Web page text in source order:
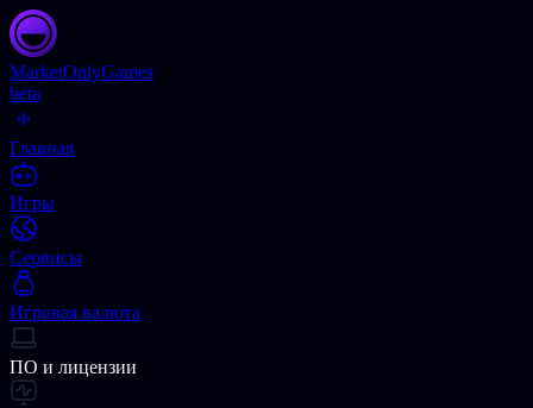
MarketOnlyGames
beta
Главная
Игры
Сервисы
Игровая валюта
ПО и лицензии